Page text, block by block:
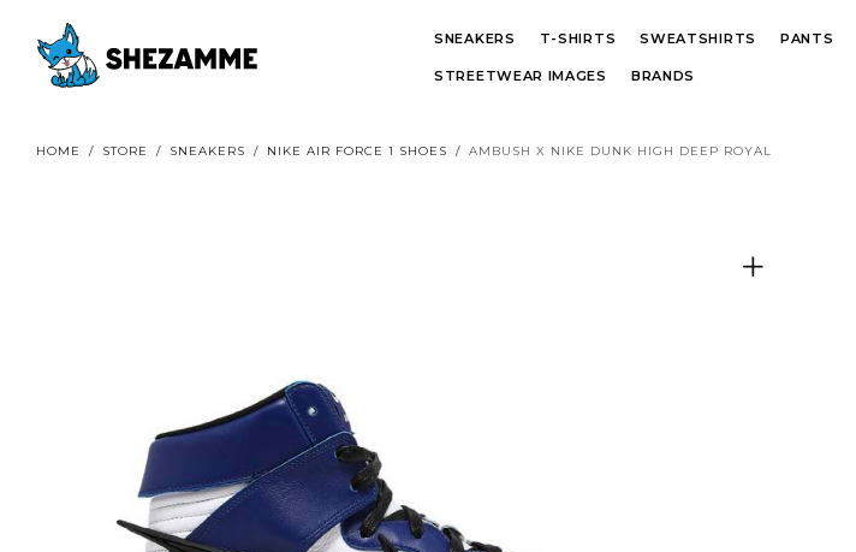
SNEAKERS T-SHIRTS SWEATSHIRTS PANTS
STREETWEAR IMAGES BRANDS
HOME / STORE / SNEAKERS / NIKE AIR FORCE 1 SHOES / AMBUSH X NIKE DUNK HIGH DEEP ROYAL